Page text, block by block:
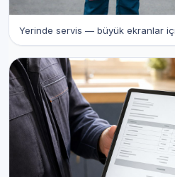
Yerinde servis — büyük ekranlar